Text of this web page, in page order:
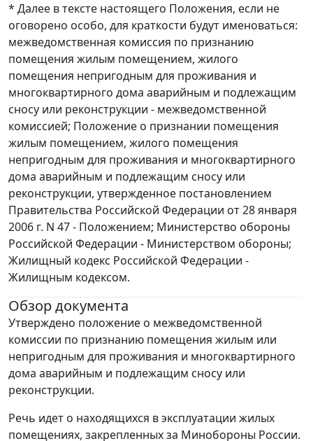
* Далее в тексте настоящего Положения, если не
оговорено особо, для краткости будут именоваться:
межведомственная комиссия по признанию
помещения жилым помещением, жилого
помещения непригодным для проживания и
многоквартирного дома аварийным и подлежащим
сносу или реконструкции - межведомственной
комиссией; Положение о признании помещения
жилым помещением, жилого помещения
непригодным для проживания и многоквартирного
дома аварийным и подлежащим сносу или
реконструкции, утвержденное постановлением
Правительства Российской Федерации от 28 января
2006 г. N 47 - Положением; Министерство обороны
Российской Федерации - Министерством обороны;
Жилищный кодекс Российской Федерации -
Жилищным кодексом.
Обзор документа
Утверждено положение о межведомственной
комиссии по признанию помещения жилым или
непригодным для проживания и многоквартирного
дома аварийным и подлежащим сносу или
реконструкции.
Речь идет о находящихся в эксплуатации жилых
помещениях, закрепленных за Минобороны России.